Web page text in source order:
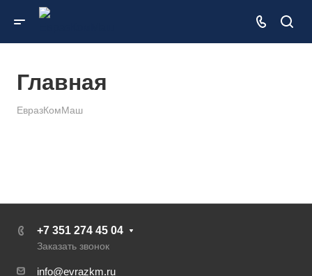
Главная
ЕвразКомМаш
+7 351 274 45 04
Заказать звонок
info@evrazkm.ru